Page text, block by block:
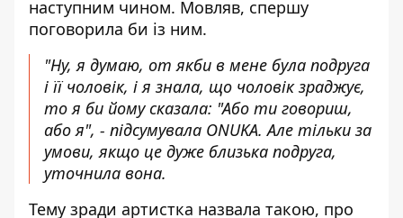
наступним чином. Мовляв, спершу
поговорила би із ним.
"Ну, я думаю, от якби в мене була подруга
і її чоловік, і я знала, що чоловік зраджує,
то я би йому сказала: "Або ти говориш,
або я", - підсумувала ONUKA. Але тільки за
умови, якщо це дуже близька подруга,
уточнила вона.
Тему зради артистка назвала такою, про